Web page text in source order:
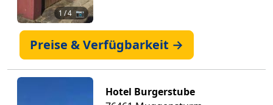
1 / 4 📷
Preise & Verfügbarkeit →
Hotel Burgerstube